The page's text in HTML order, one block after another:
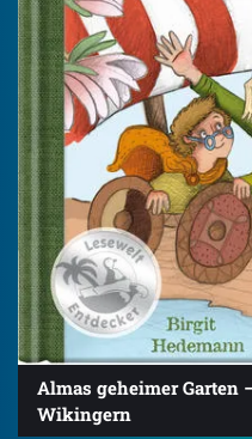
Almas geheimer Garten
Wikingern